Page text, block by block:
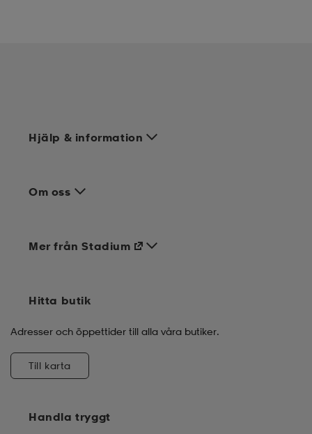
Hjälp & information
Om oss
Handla tryggt
Mer från Stadium
Hitta butik
Adresser och öppettider till alla våra butiker.
Till karta